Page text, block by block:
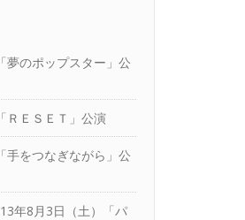
夢のポップスター」公
ＲＥＳＥＴ」公演
手をつなぎながら」公
年8月3日（土）「パ